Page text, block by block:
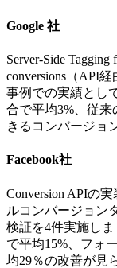
Google 社
Server-Side Tagging
conversions（API
事例での実績とし
合で平均3%、従来
きるコンバージョ
Facebook社
Conversion APIの
ルコンバージョン
検証を4件実施し
で平均15%、フォ
均29％の改善が見